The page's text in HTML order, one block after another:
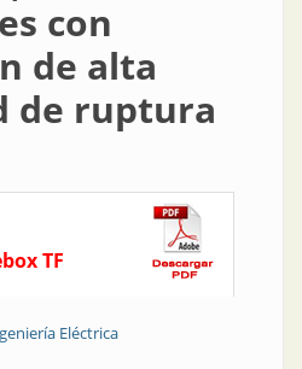
con
de alta
de ruptura
TF
Eléctrica